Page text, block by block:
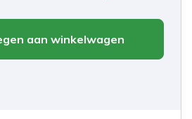
aan winkelwagen